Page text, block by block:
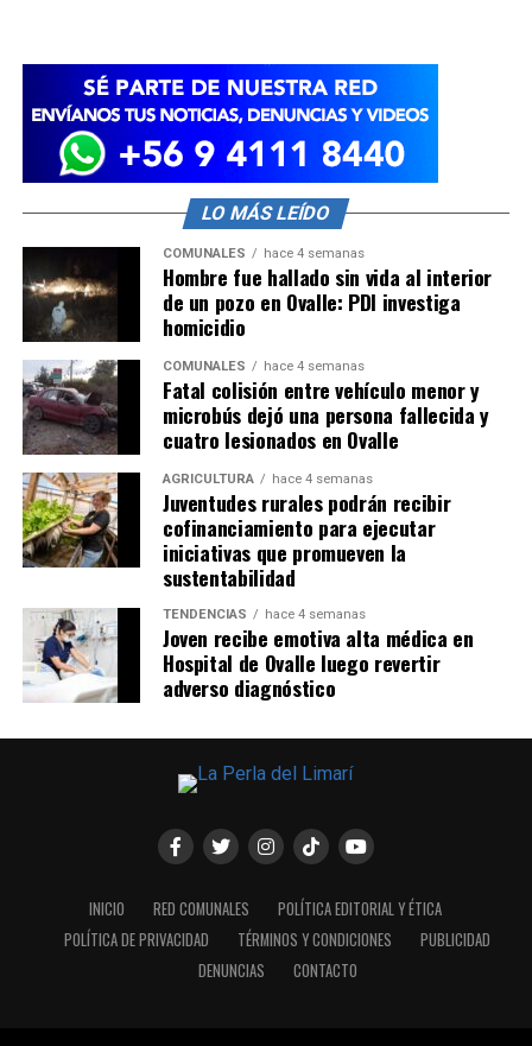
LO MÁS LEÍDO
COMUNALES hace 4 semanas
Hombre fue hallado sin vida al interior
de un pozo en Ovalle: PDI investiga
homicidio
COMUNALES hace 4 semanas
Fatal colisión entre vehículo menor y
microbús dejó una persona fallecida y
cuatro lesionados en Ovalle
AGRICULTURA hace 4 semanas
Juventudes rurales podrán recibir
cofinanciamiento para ejecutar
iniciativas que promueven la
sustentabilidad
TENDENCIAS hace 4 semanas
Joven recibe emotiva alta médica en
Hospital de Ovalle luego revertir
adverso diagnóstico
INICIO RED COMUNALES
POLÍTICA EDITORIAL Y ÉTICA
POLÍTICA DE PRIVACIDAD
TÉRMINOS Y CONDICIONES
PUBLICIDAD
DENUNCIAS
CONTACTO